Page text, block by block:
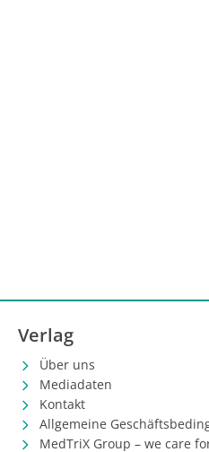
Verlag
Über uns
Mediadaten
Kontakt
Allgemeine
MedTriX Group – we care